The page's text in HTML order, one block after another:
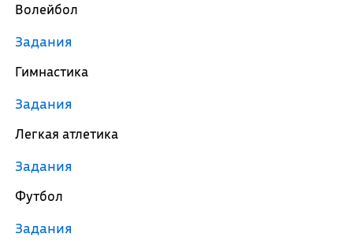
Волейбол
Задания
Гимнастика
Задания
Легкая атлетика
Задания
Футбол
Задания